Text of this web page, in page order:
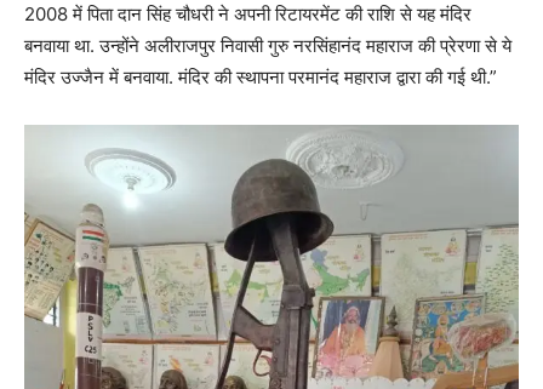
2008 में पिता दान सिंह चौधरी ने अपनी रिटायरमेंट की राशि से यह मंदिर
बनवाया था. उन्होंने अलीराजपुर निवासी गुरु नरसिंहानंद महाराज की प्रेरणा से ये
मंदिर उज्जैन में बनवाया. मंदिर की स्थापना परमानंद महाराज द्वारा की गई थी.”